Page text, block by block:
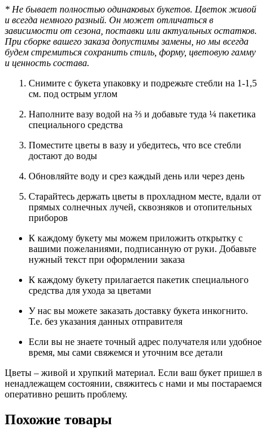
* Не бывает полностью одинаковых букетов. Цветок живой
и всегда немного разный. Он может отличаться в
зависимости от сезона, поставки или актуальных остатков.
При сборке вашего заказа допустимы замены, но мы всегда
будем стремиться сохранить стиль, форму, цветовую гамму
и ценность состава.
Снимите с букета упаковку и подрежьте стебли на 1-1,5
см. под острым углом
Наполните вазу водой на ⅔ и добавьте туда ¼ пакетика
специального средства
Поместите цветы в вазу и убедитесь, что все стебли
достают до воды
Обновляйте воду и срез каждый день или через день
Старайтесь держать цветы в прохладном месте, вдали от
прямых солнечных лучей, сквозняков и отопительных
приборов
К каждому букету мы можем приложить открытку с
вашими пожеланиями, подписанную от руки. Добавьте
нужный текст при оформлении заказа
К каждому букету прилагается пакетик специального
средства для ухода за цветами
У нас вы можете заказать доставку букета инкогнито.
Т.е. без указания данных отправителя
Если вы не знаете точный адрес получателя или удобное
время, мы сами свяжемся и уточним все детали
Цветы – живой и хрупкий материал. Если ваш букет пришел в
ненадлежащем состоянии, свяжитесь с нами и мы постараемся
оперативно решить проблему.
Похожие товары